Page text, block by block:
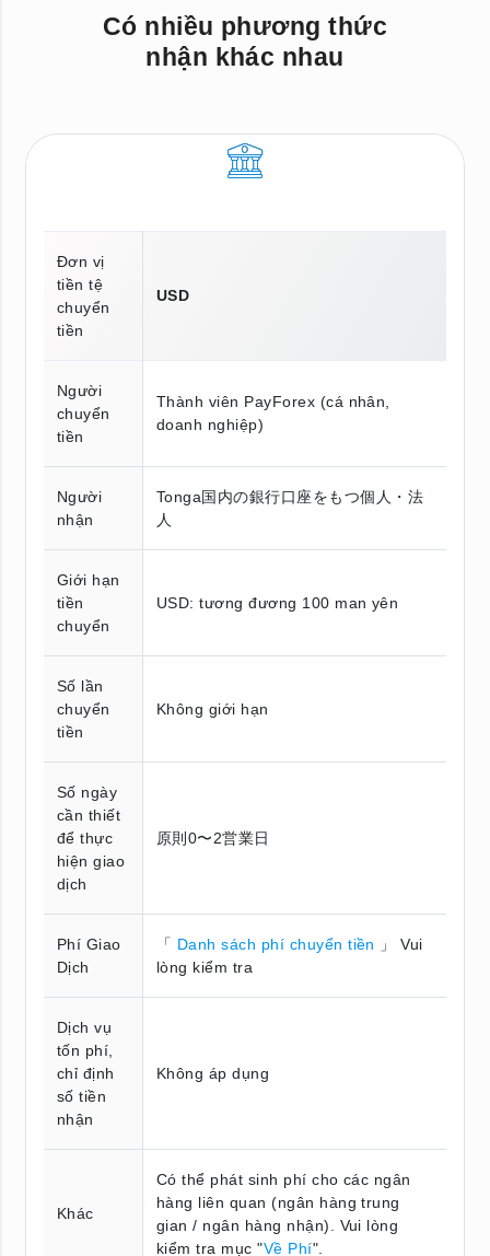
Có nhiều phương thức
nhận khác nhau
Đơn vị
tiền tệ
chuyển
tiền
USD
Người
chuyển
tiền
Thành viên PayForex (cá nhân,
doanh nghiệp)
Người
nhận
Tonga国内の銀行口座をもつ個人・法
人
Giới hạn
tiền
chuyển
USD: tương đương 100 man yên
Số lần
chuyển
tiền
Không giới hạn
Số ngày
cần thiết
để thực
hiện giao
dịch
原則0〜2営業日
Phí Giao
Dịch
「 Danh sách phí chuyển tiền
」 Vui
lòng kiểm tra
Dịch vụ
tốn phí,
chỉ định
số tiền
nhận
Không áp dụng
Khác
Có thể phát sinh phí cho các ngân
hàng liên quan (ngân hàng trung
gian / ngân hàng nhận). Vui lòng
kiểm tra mục "Về Phí".